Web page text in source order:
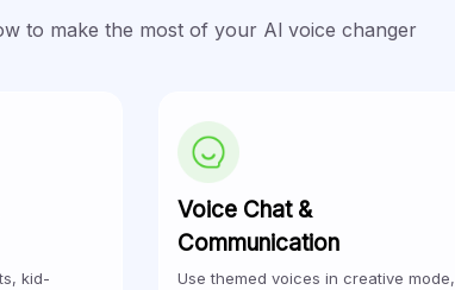
to make the most of your Al voice changer
kid-
Voice Chat &
Communication
Use themed voices in creative mode,